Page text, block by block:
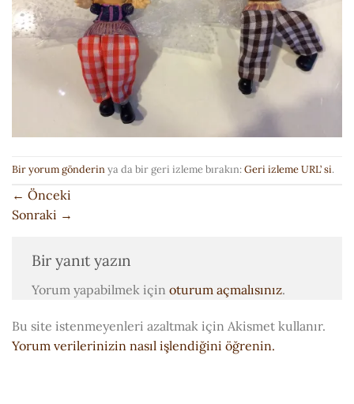
Bir yorum gönderinya da bir geri izleme bırakın:Geri izleme URL’ si.
← Önceki
Sonraki →
Bir yanıt yazın
Yorum yapabilmek için oturum açmalısınız.
Bu site istenmeyenleri azaltmak için Akismet kullanır.
Yorum verilerinizin nasıl işlendiğini öğrenin.